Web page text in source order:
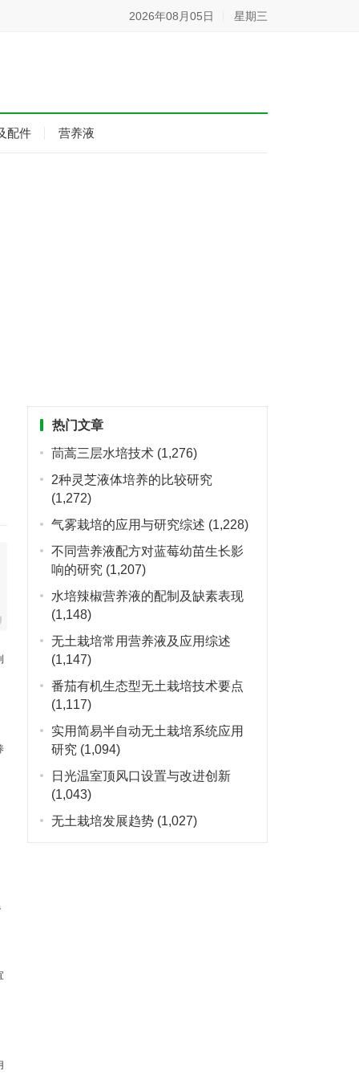
2026年08月05日 星期三
配件 营养液
热门文章
茼蒿三层水培技术 (1,276)
2种灵芝液体培养的比较研究
(1,272)
气雾栽培的应用与研究综述 (1,228)
不同营养液配方对蓝莓幼苗生长影
响的研究 (1,207)
水培辣椒营养液的配制及缺素表现
(1,148)
无土栽培常用营养液及应用综述
(1,147)
番茄有机生态型无土栽培技术要点
(1,117)
实用简易半自动无土栽培系统应用
研究 (1,094)
日光温室顶风口设置与改进创新
(1,043)
无土栽培发展趋势 (1,027)